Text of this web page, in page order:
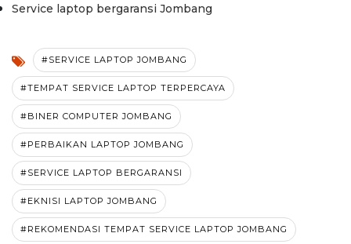
Service laptop bergaransi Jombang
#SERVICE LAPTOP JOMBANG
#TEMPAT SERVICE LAPTOP TERPERCAYA
#BINER COMPUTER JOMBANG
#PERBAIKAN LAPTOP JOMBANG
#SERVICE LAPTOP BERGARANSI
#EKNISI LAPTOP JOMBANG
#REKOMENDASI TEMPAT SERVICE LAPTOP JOMBANG